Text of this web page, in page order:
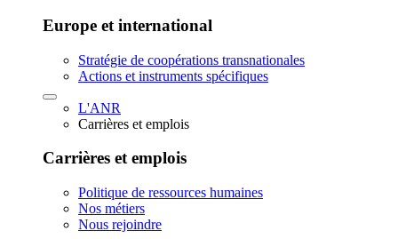
Europe et international
Stratégie de coopérations transnationales
Actions et instruments spécifiques
L'ANR
Carrières et emplois
Carrières et emplois
Politique de ressources humaines
Nos métiers
Nous rejoindre